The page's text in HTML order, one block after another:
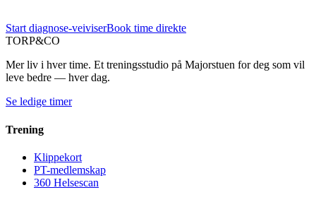
Start diagnose-veiviserBook time direkte
TORP&CO
Mer liv i hver time. Et treningsstudio på Majorstuen for deg som vil
leve bedre — hver dag.
Se ledige timer
Trening
Klippekort
PT-medlemskap
360 Helsescan